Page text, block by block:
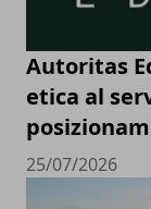
Autoritas
etica al
25/07/2026